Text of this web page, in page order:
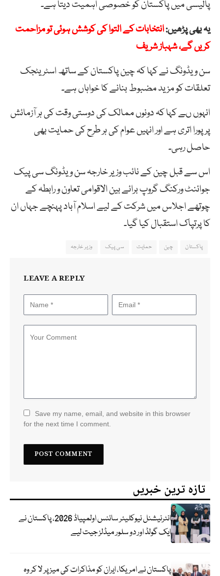
پالیسی میں پاکستان کو خصوصی اہمیت دیتا ہے۔
یہ بھی پڑھیں:انتخابات کے التوا کی کوشش ہوئی تو مزاحمت
کریں گے، شہباز شریف
سن ویڈونگ نے کہا کہ چین پاکستان کے ساتھ اسٹریٹجک
تعلقات کو مزید مضبوط بنانے کا خواہاں ہے۔
انہوں ںے کہا کہ دونوں ممالک کی دوستی وقت کی ہر آزمائش
پر پورا اتری ہے اور انہیں عوام کی ہر طرح کی حمایت بھی
حاصل رہی۔
اس سے قبل چین کے نائب وزیر خارجہ سن ویڈونگ سی پیک
جوائنٹ ورکنگ گروپ برائے بین الاقوامی تعاون و رابطہ کے
چوتھے اجلاس میں شرکت کے لیے اسلام آباد پہنچے جہاں ان
کا پرتپاک استقبال کیا گیا۔
پاکستان چین حمایت سی پیک وزیر خارجہ
LEAVE A REPLY
Save my name, email, and website in this browser
for the next time I comment.
تازہ ترین خبریں
انٹرنیشنل نیوکلیئر سائنس اولمپیاڈ 2026، پاکستان نے
ایک گولڈ اور دو سلور میڈلز جیت لیے
پاکستان نے امریکا، ایران کو مذاکرات کی میز پر لا کر وہ